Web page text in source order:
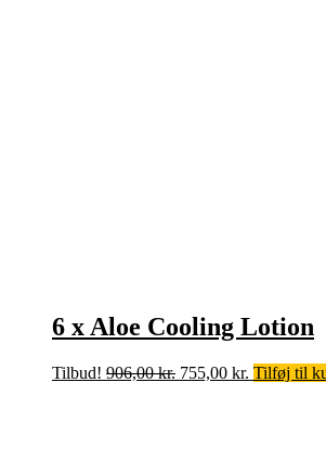
6 x Aloe Cooling Lotion
Tilbud! 906,00kr. Den
755,00 kr. Den
Tilføj til